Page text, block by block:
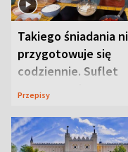
Takiego śniadania
przygotowuje się
codziennie. Suflet
serowy zachwyca
Przepisy